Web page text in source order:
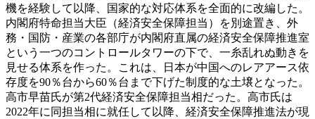
機を経験して以降、国家的な対応体系を全面的に改編した。
内閣府特命担当大臣（経済安全保障担当）を別途置き、外
務・国防・産業の各部庁が内閣府直属の経済安全保障推進室
という一つのコントロールタワーの下で、一糸乱れぬ動きを
見せる体系を作った。これは、日本が中国へのレアアース依
存度を90％台から60％台まで下げた制度的な土壌となった。
高市早苗氏が第2代経済安全保障担当相だった。高市氏は
2022年に同担当相に就任して以降、経済安全保障推進法が現